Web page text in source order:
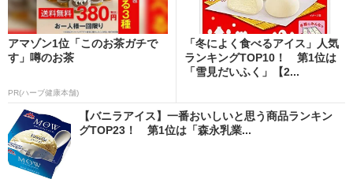
アマゾン1位「このお茶ガチで
す」噂のお茶
PR(ハーブ健康本舗)
「冬によく食べるアイス」人気
ランキングTOP10！ 第1位は
「雪見だいふく」【2...
【バニラアイス】一番おいしいと思う商品ランキン
グTOP23！ 第1位は「森永乳業...